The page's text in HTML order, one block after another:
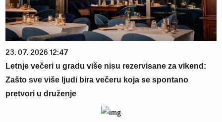
23. 07. 2026 12:47
Letnje večeri u gradu više nisu rezervisane za vikend:
Zašto sve više ljudi bira večeru koja se spontano
pretvori u druženje